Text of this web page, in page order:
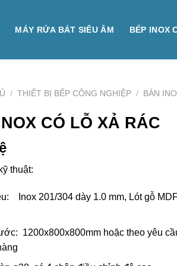
MÁY RỬA BÁT SIÊU ÂM BẾP INOX
/ THIẾT BỊ BẾP CÔNG NGHIỆP /
BÀN
CÓ LỖ XẢ RÁC
thuật:
Inox 201/304 dày 1.0 mm, Lót gỗ
1200x800x800mm hoặc theo yêu